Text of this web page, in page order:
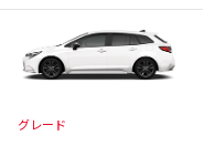
グレード